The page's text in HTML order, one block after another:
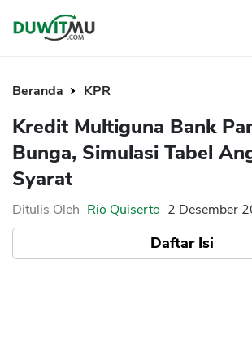
Saham
Bitcoin
Investasi
Pengeluaran
Rencana Keuangan
Mengelola keuangan
Kartu Kredit
KPR
KTA
Pinjaman Online
Hutang
Pinjaman
Kartu Kredit
Beranda KPR
Kredit Multiguna Bank
Bunga, Simulasi Tabel
Syarat
Ditulis Oleh Rio Quiserto 2 Desember
Daftar Isi